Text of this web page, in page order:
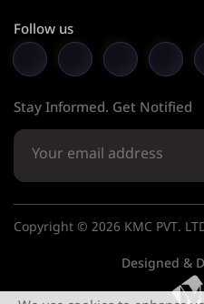
Follow us
Stay Informed. Get Notified
Copyright © 2026 KMC PVT.
Designed &